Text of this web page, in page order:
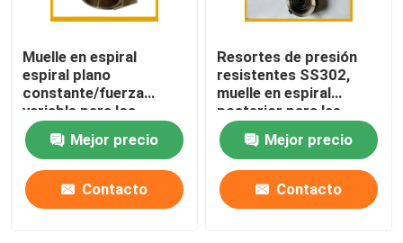
Muelle en espiral
espiral plano
constante/fuerza
variable para los
retractores del
cinturón de seguridad
Mejor precio
Contacto
Resortes de presión
resistentes SS302,
muelle en espiral
posterior para las
ventajas retractables
del perroMejor precio
Contacto